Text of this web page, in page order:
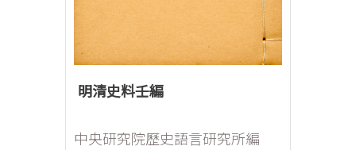
明清史料壬編
中央研究院歷史語言研究所編